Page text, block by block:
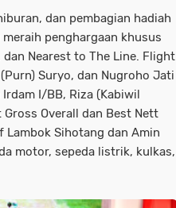
dan pembagian hadiah
penghargaan khusus
Nearest to The Line. Flight
Suryo, dan Nugroho Jati
I/BB, Riza (Kabiwil
Overall dan Best Nett
Lambok Sihotang dan Amin
motor, sepeda listrik, kulkas,